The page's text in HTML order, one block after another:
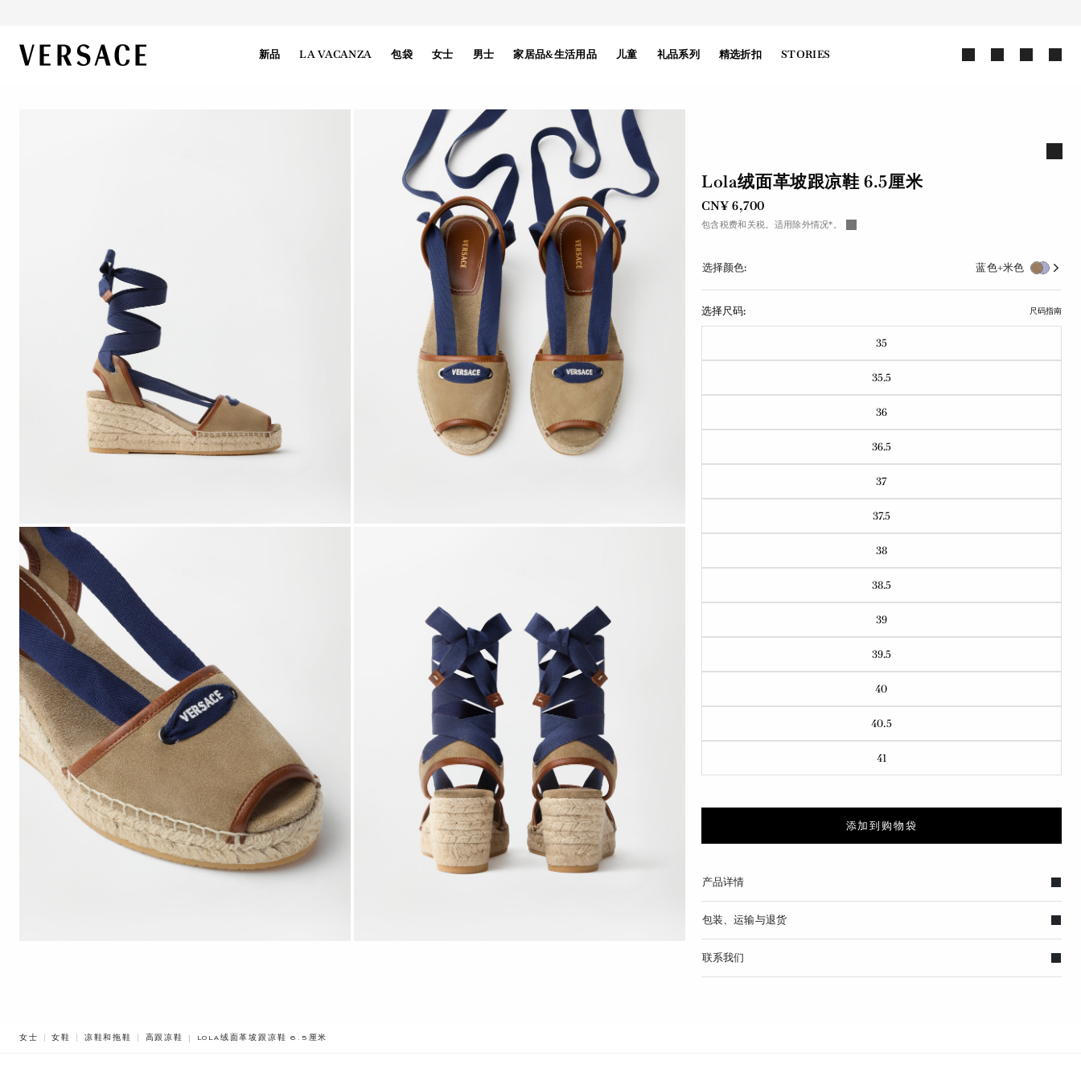
VERSACE | 主页 新品 LA VACANZA 包袋 女士 男士 家居品&生活用品 儿童 礼品系列 精选折扣 STORIES
Lola绒面革坡跟凉鞋 6.5厘米
CN¥ 6,700
包含税费和关税。适用除外情况*。
选择颜色: 蓝色+米色
选择尺码: 尺码指南
35
35.5
36
36.5
37
37.5
38
38.5
39
39.5
40
40.5
41
添加到购物袋
产品详情
包装、运输与退货
联系我们
女士 女鞋 凉鞋和拖鞋 高跟凉鞋 BREADCRUMB.ADA.LABEL.CURRENT
LOLA绒面革坡跟凉鞋 6.5厘米